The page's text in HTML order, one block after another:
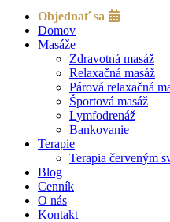
Objednať sa
Domov
Masáže
Zdravotná masáž
Relaxačná masáž
Párová relaxačná
Športová masáž
Lymfodrenáž
Bankovanie
Terapie
Terapia červeným
Blog
Cenník
O nás
Kontakt